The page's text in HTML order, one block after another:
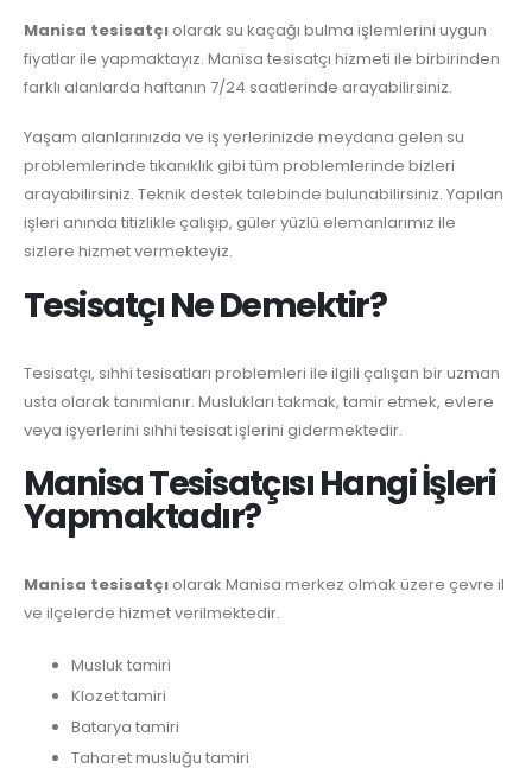
Manisa tesisatçı olarak su kaçağı bulma işlemlerini uygun
fiyatlar ile yapmaktayız. Manisa tesisatçı hizmeti ile birbirinden
farklı alanlarda haftanın 7/24 saatlerinde arayabilirsiniz.
Yaşam alanlarınızda ve iş yerlerinizde meydana gelen su
problemlerinde tıkanıklık gibi tüm problemlerinde bizleri
arayabilirsiniz. Teknik destek talebinde bulunabilirsiniz. Yapılan
işleri anında titizlikle çalışıp, güler yüzlü elemanlarımız ile
sizlere hizmet vermekteyiz.
Tesisatçı Ne Demektir?
Tesisatçı, sıhhi tesisatları problemleri ile ilgili çalışan bir uzman
usta olarak tanımlanır. Muslukları takmak, tamir etmek, evlere
veya işyerlerini sıhhi tesisat işlerini gidermektedir.
Manisa Tesisatçısı Hangi İşleri
Yapmaktadır?
Manisa tesisatçı olarak Manisa merkez olmak üzere çevre il
ve ilçelerde hizmet verilmektedir.
Musluk tamiri
Klozet tamiri
Batarya tamiri
Taharet musluğu tamiri